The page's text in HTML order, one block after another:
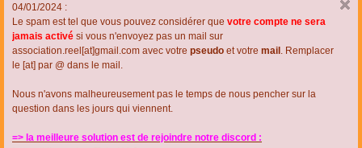
04/01/2024 :
Le spam est tel que vous pouvez considérer que votre compte ne sera
jamais activé si vous n'envoyez pas un mail sur
association.reel[at]gmail.com avec votre pseudo et votre mail . Remplacer
le [at] par @ dans le mail.
Nous n'avons malheureusement pas le temps de nous pencher sur la
question dans les jours qui viennent.
=> la meilleure solution est de rejoindre notre discord :